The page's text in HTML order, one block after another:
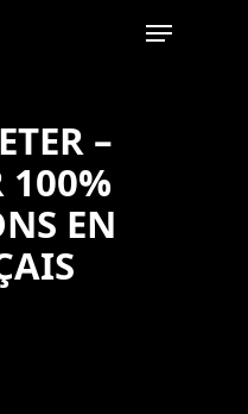
Menu
–
100%
EN